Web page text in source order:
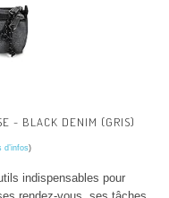
- BLACK DENIM (GRIS)
d’infos)
indispensables pour